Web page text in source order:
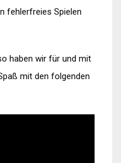
fehlerfreies Spielen
haben wir für und mit
mit den folgenden